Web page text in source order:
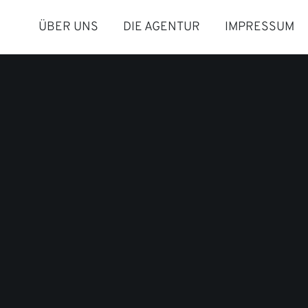
ÜBER UNS DIE AGENTUR IMPRESSUM